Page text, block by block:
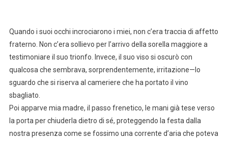
Quando i suoi occhi incrociarono i miei, non c’era traccia di affetto
fraterno. Non c’era sollievo per l’arrivo della sorella maggiore a
testimoniare il suo trionfo. Invece, il suo viso si oscurò con
qualcosa che sembrava, sorprendentemente, irritazione—lo
sguardo che si riserva al cameriere che ha portato il vino
sbagliato.
Poi apparve mia madre, il passo frenetico, le mani già tese verso
la porta per chiuderla dietro di sé, proteggendo la festa dalla
nostra presenza come se fossimo una corrente d’aria che poteva